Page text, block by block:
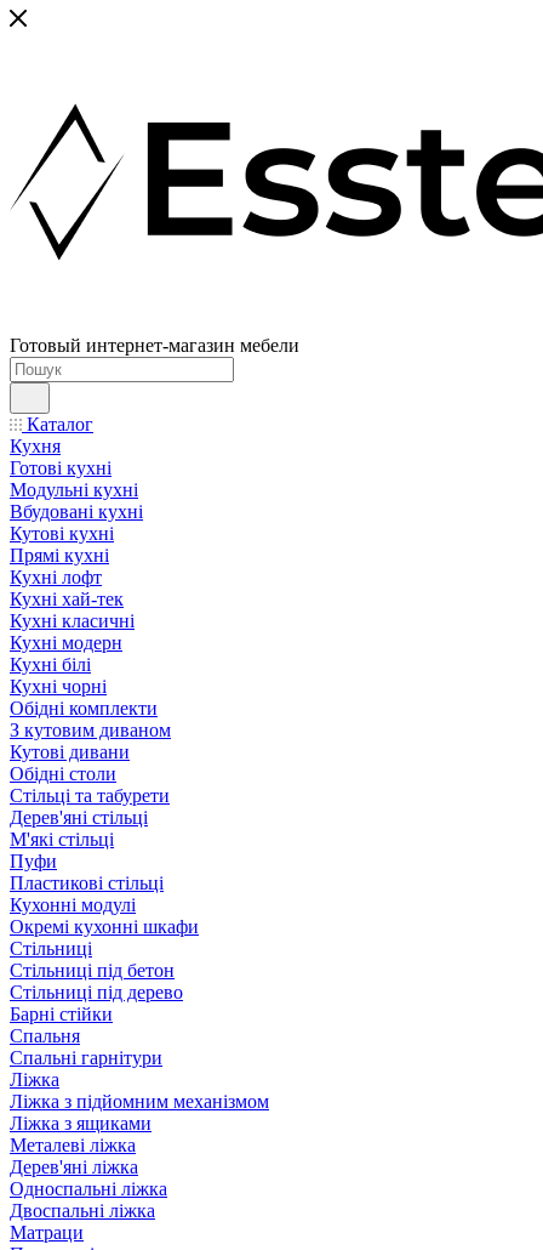
Готовый интернет-магазин мебели
Каталог
Кухня
Готові кухні
Модульні кухні
Вбудовані кухні
Кутові кухні
Прямі кухні
Кухні лофт
Кухні хай-тек
Кухні класичні
Кухні модерн
Кухні білі
Кухні чорні
Обідні комплекти
З кутовим диваном
Кутові дивани
Обідні столи
Стільці та табурети
Дерев'яні стільці
М'які стільці
Пуфи
Пластикові стільці
Кухонні модулі
Окремі кухонні шкафи
Стільниці
Стільниці під бетон
Стільниці під дерево
Барні стійки
Спальня
Спальні гарнітури
Ліжка
Ліжка з підйомним механізмом
Ліжка з ящиками
Металеві ліжка
Дерев'яні ліжка
Односпальні ліжка
Двоспальні ліжка
Матраци